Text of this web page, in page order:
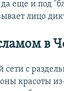
да еще и под
лицо
в
сети с
красоты